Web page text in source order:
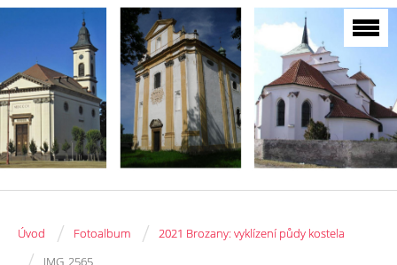
Úvod / Fotoalbum / 2021 Brozany: vyklízení půdy kostela
IMG_2565